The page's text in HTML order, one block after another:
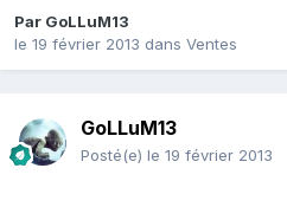
Par GoLLuM13
le 19 février 2013 dans Ventes
GoLLuM13
Posté(e) le 19 février 2013